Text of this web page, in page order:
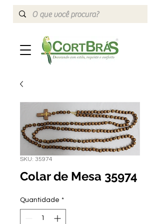
SKU: 35974
Colar de Mesa 35974
Quantidade *